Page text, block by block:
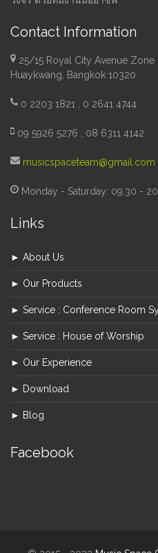
Contact Information
25/15 Royal City Avenue Zone
Huaykwang, Bangkok 10320
0 2203 1821 , 0 2641 4744
09 5926 5276 , 08 6311 4142
musicspaceteam@gmail.com
Monday - Saturday: 09.30 -
Links
► About Us
► Our Products
► Service : Conference Room
► Service : House of Worship
► Our Experience
► Download
► Blog
Facebook